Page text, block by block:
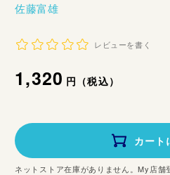
佐藤富雄
レビューを書く
通
価
格
1,320円（税込）
カート
ネットストア在庫がありません。My店